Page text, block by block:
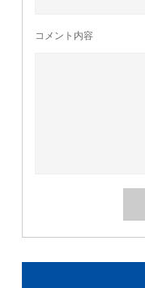
コメント内容